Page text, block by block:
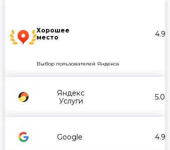
Хорошее
место
4.9
Выбор пользователей Яндекса
Яндекс
Услуги
5.0
Google 4.9